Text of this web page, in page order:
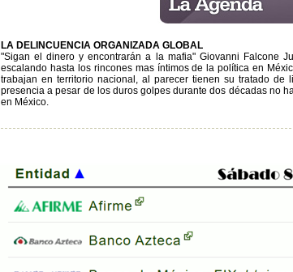
LA DELINCUENCIA ORGANIZADA GLOBAL
"Sigan el dinero y encontrarán a la mafia" Giovanni Falcone
escalando hasta los rincones mas íntimos de la política en
trabajan en territorio nacional, al parecer tienen su tratado
presencia a pesar de los duros golpes durante dos décadas no
en México.